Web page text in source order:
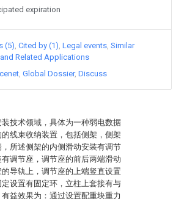
技术领域，具体为一种弱电数据
线束收纳装置，包括侧架，侧架
所述侧架的内侧滑动安装有调节
调节座，调节座的前后两端滑动
导轨上，调节座的上端竖直设置
设置有固定环，立柱上套接有与
益效果为：通过设置配重块重力
expiration
(5) Cited by (1) Legal events Similar
Related Applications
Global Dossier Discuss